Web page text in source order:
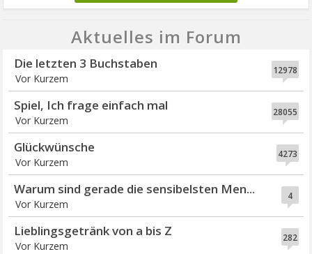
Aktuelles im Forum
12978
Die letzten 3 Buchstaben
Vor Kurzem
28055
Spiel, Ich frage einfach mal
Vor Kurzem
4273
Glückwünsche
Vor Kurzem
4
Warum sind gerade die sensibelsten Men...
Vor Kurzem
282
Lieblingsgetränk von a bis Z
Vor Kurzem